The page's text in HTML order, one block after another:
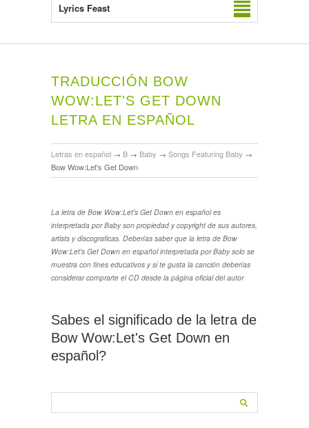
Lyrics Feast
TRADUCCIÓN BOW
WOW:LET'S GET DOWN
LETRA EN ESPAÑOL
Letras en español → B → Baby → Songs Featuring Baby →
Bow Wow:Let's Get Down
La letra de Bow Wow:Let's Get Down en español es
interpretada por Baby son propiedad y copyright de sus autores,
artists y discograficas. Deberías saber que la letra de Bow
Wow:Let's Get Down en español interpretada por Baby solo se
muestra con fines educativos y si te gusta la canción deberías
considerar comprarte el CD desde la página oficial del autor
Sabes el significado de la letra de
Bow Wow:Let's Get Down en
español?